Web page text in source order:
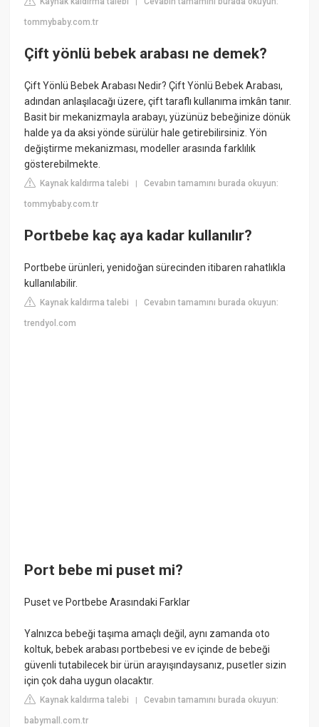
|
tommybaby.com.tr
Çift yönlü bebek arabası ne demek?
Çift Yönlü Bebek Arabası Nedir? Çift Yönlü Bebek Arabası,
adından anlaşılacağı üzere, çift taraflı kullanıma imkân tanır.
Basit bir mekanizmayla arabayı, yüzünüz bebeğinize dönük
halde ya da aksi yönde sürülür hale getirebilirsiniz. Yön
değiştirme mekanizması, modeller arasında farklılık
gösterebilmekte.
Kaynak kaldırma talebi |Cevabın tamamını burada okuyun:
tommybaby.com.tr
Portbebe kaç aya kadar kullanılır?
Portbebe ürünleri, yenidoğan sürecinden itibaren rahatlıkla
kullanılabilir.
Kaynak kaldırma talebi |Cevabın tamamını burada okuyun:
trendyol.com
Port bebe mi puset mi?
Puset ve Portbebe Arasındaki Farklar
Yalnızca bebeği taşıma amaçlı değil, aynı zamanda oto
koltuk, bebek arabası portbebesi ve ev içinde de bebeği
güvenli tutabilecek bir ürün arayışındaysanız, pusetler sizin
için çok daha uygun olacaktır.
Kaynak kaldırma talebi |Cevabın tamamını burada okuyun:
babymall.com.tr